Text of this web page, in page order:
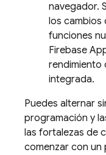
navegador.
los cambios
funciones
Firebase
rendimiento
integrada.
Puedes alternar
programación y
las fortalezas de
comenzar con